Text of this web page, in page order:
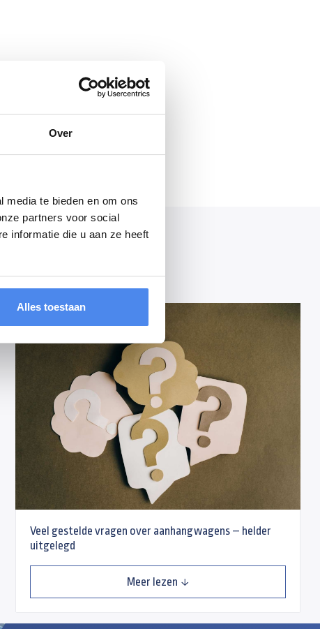
Over
media te bieden en om ons
partners voor social
informatie die u aan ze heeft
Alles toestaan
Veel gestelde vragen over aanhangwagens – helder
uitgelegd
Meer lezen